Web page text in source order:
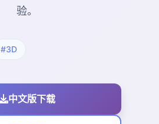
验。
#3D
中文版下载